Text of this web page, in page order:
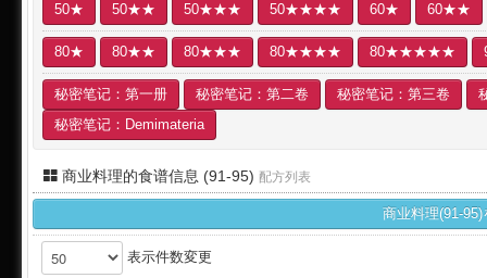
50★ 50★★ 50★★★ 50★★★★ 60★ 60★★
80★ 80★★ 80★★★ 80★★★★ 80★★★★★
秘密笔记：第一册 秘密笔记：第二卷 秘密笔记：第三卷
秘密笔记：Demimateria
商业料理的食谱信息 (91-95) 配方列表
商业料理(91-
表示件数変更